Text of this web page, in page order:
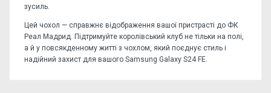
зусиль.
Цей чохол — справжнє відображення вашої пристрасті до ФК
Реал Мадрид. Підтримуйте королівський клуб не тільки на полі,
а й у повсякденному житті з чохлом, який поєднує стиль і
надійний захист для вашого Samsung Galaxy S24 FE.